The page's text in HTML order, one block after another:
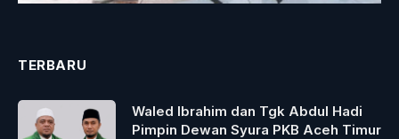
TERBARU
Waled Ibrahim dan Tgk Abdul Hadi
Pimpin Dewan Syura PKB Aceh Timur